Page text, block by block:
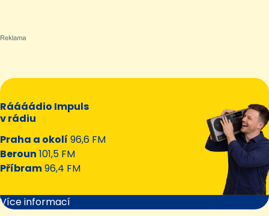
Ráááádio Impuls
v rádiu
Praha a okolí 96,6 FM
Beroun 101,5 FM
Příbram96,4 FM
Více informací